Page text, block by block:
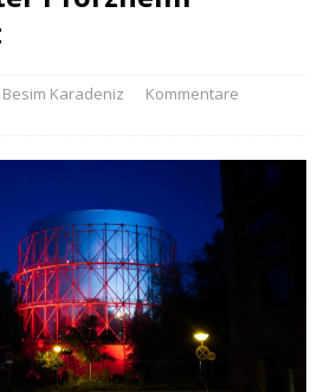
Besim Karadeniz
Kommentare